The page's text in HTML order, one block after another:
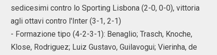
sedicesimi contro lo Sporting Lisbona (2-0, 0-0), vittoria
agli ottavi contro l'Inter (3-1, 2-1)
- Formazione tipo (4-2-3-1): Benaglio; Trasch, Knoche,
Klose, Rodriguez; Luiz Gustavo, Guilavogui; Vierinha, de